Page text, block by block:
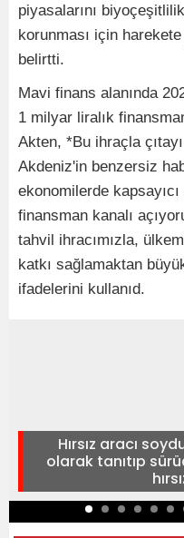
piyasalarını
korunması için harekete
belirtti.
Mavi finans alanında
1 milyar liralık
Akten, *Bu ihraçla
Akdeniz'in benzersiz
ekonomilerde
finansman kanalı
tahvil ihracımızla,
katkı sağlamaktan
ifadelerini kullanıd.
Hırsız aracı
olarak tanıtıp